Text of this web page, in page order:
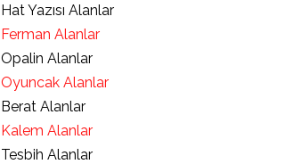
Hat Yazısı Alanlar
Ferman Alanlar
Opalin Alanlar
Oyuncak Alanlar
Berat Alanlar
Kalem Alanlar
Tesbih Alanlar